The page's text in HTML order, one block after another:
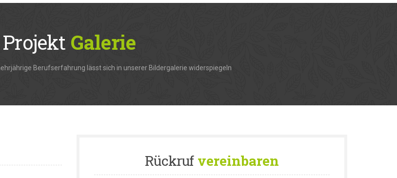
Projekt Galerie
Berufserfahrung lässt sich in unserer Bildergalerie widerspiegeln
Rückrufvereinbaren